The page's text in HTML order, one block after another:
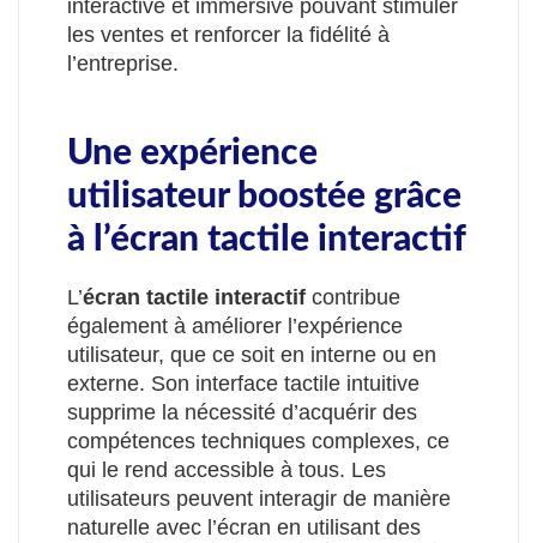
interactive et immersive pouvant stimuler
les ventes et renforcer la fidélité à
l’entreprise.
Une expérience
utilisateur boostée grâce
à l’écran tactile interactif
L’écran tactile interactif contribue
également à améliorer l’expérience
utilisateur, que ce soit en interne ou en
externe. Son interface tactile intuitive
supprime la nécessité d’acquérir des
compétences techniques complexes, ce
qui le rend accessible à tous. Les
utilisateurs peuvent interagir de manière
naturelle avec l’écran en utilisant des